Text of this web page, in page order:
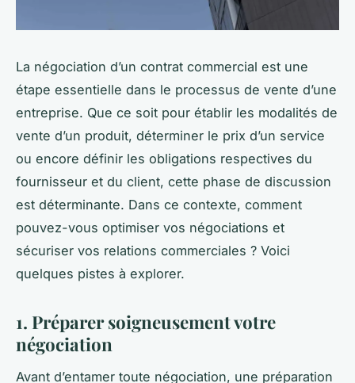
La négociation d’un contrat commercial est une
étape essentielle dans le processus de vente d’une
entreprise. Que ce soit pour établir les modalités de
vente d’un produit, déterminer le prix d’un service
ou encore définir les obligations respectives du
fournisseur et du client, cette phase de discussion
est déterminante. Dans ce contexte, comment
pouvez-vous optimiser vos négociations et
sécuriser vos relations commerciales ? Voici
quelques pistes à explorer.
1. Préparer soigneusement votre
négociation
Avant d’entamer toute négociation, une préparation